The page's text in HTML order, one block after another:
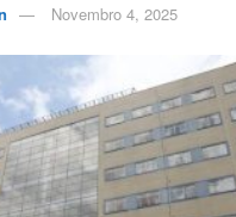
Novembro 4, 2025